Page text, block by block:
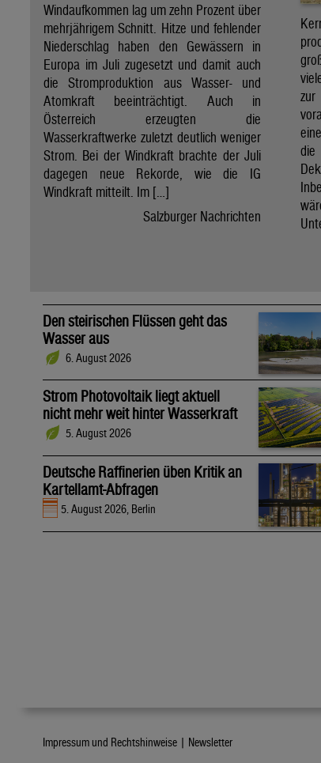
Windaufkommen lag um zehn Prozent über
mehrjährigem Schnitt. Hitze und fehlender
Niederschlag haben den Gewässern in
Europa im Juli zugesetzt und damit auch
die Stromproduktion aus Wasser- und
Atomkraft beeinträchtigt. Auch in
Österreich erzeugten die
Wasserkraftwerke zuletzt deutlich weniger
Strom. Bei der Windkraft brachte der Juli
dagegen neue Rekorde, wie die IG
Windkraft mitteilt. Im […]
Salzburger Nachrichten
Den steirischen Flüssen geht das
Wasser aus
6. August 2026
Strom Photovoltaik liegt aktuell
nicht mehr weit hinter Wasserkraft
5. August 2026
Deutsche Raffinerien üben Kritik an
Kartellamt-Abfragen
5. August 2026, Berlin
Impressum und Rechtshinweise | Newsletter